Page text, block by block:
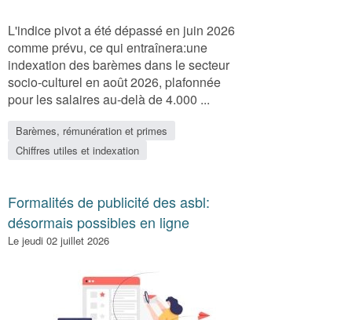
L'indice pivot a été dépassé en juin 2026
comme prévu, ce qui entraînera:une
indexation des barèmes dans le secteur
socio-culturel en août 2026, plafonnée
pour les salaires au-delà de 4.000 ...
Barèmes, rémunération et primes
Chiffres utiles et indexation
Formalités de publicité des asbl:
désormais possibles en ligne
Le jeudi 02 juillet 2026